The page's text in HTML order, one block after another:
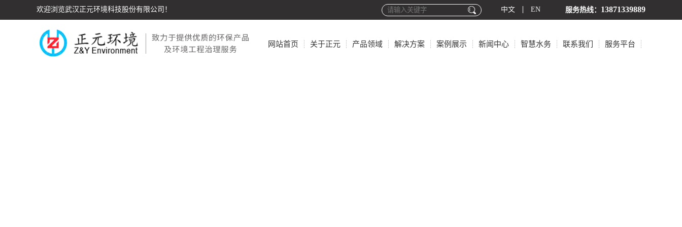
欢迎浏览武汉正元环境科技股份有限公司！ 中文 EN 服务热线： 13871339889
网站首页 关于正元 产品领域 解决方案 案例展示 新闻中心 智慧水务 联系我们 服务平台